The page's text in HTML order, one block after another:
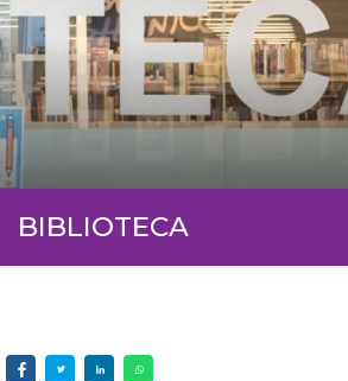
BIBLIOTECA